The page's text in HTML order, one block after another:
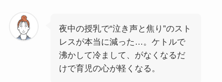
夜中の授乳で“泣き声と焦り”のスト
レスが本当に減った…。ケトルで
沸かして冷まして、がなくなるだ
けで育児の心が軽くなる。